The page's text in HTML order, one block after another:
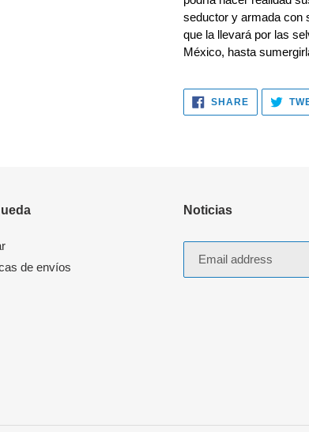
seductor y armada con
que la llevará por las
México, hasta
SHARESHARE
FACEBOOK
de envíos
Noticias